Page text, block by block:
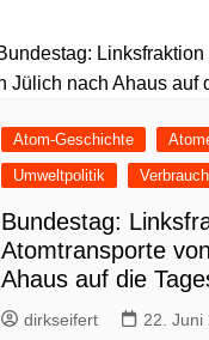
Atom-Geschichte
Umweltpolitik
Bundestag:
Atomtransporte
Ahaus auf die
dirkseifert 22. Juni